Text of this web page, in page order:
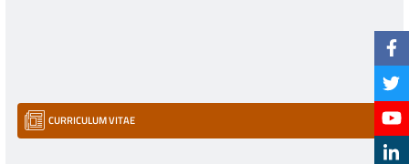
CURRICULUM VITAE